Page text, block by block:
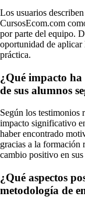
Los usuarios
CursosEcom.com
por parte del equipo.
oportunidad de aplicar
práctica.
¿Qué impacto
de sus alumnos
Según los testimonios
impacto significativo
haber encontrado
gracias a la formación
cambio positivo en
¿Qué aspectos
metodología de